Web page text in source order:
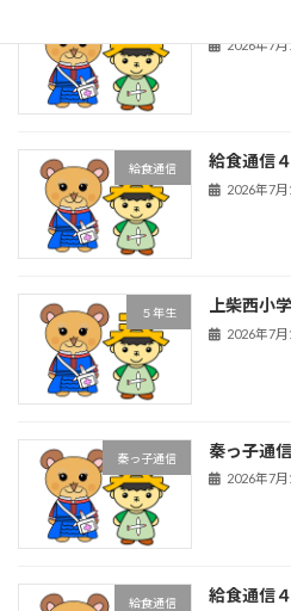
2026年7月
給食通信 給食通信
2026年7月
５年生 上柴西小
2026年7月
秦っ子通信 秦っ子通
2026年7月
給食通信 給食通信